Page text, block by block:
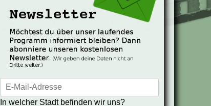
In welcher Stadt befinden wir uns?